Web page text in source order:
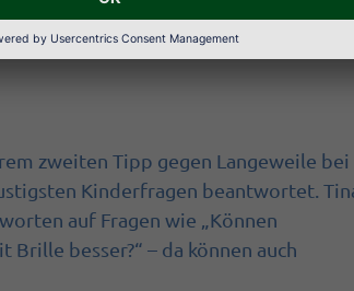
für Kinder
zweiten Tipp gegen Langeweile bei
Kinderfragen beantwortet.
auf Fragen wie „Können
besser?“ – da können auch